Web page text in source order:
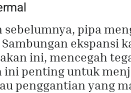
pipa
ekspansi
ini, mencegah
ini penting untuk
penggantian yang